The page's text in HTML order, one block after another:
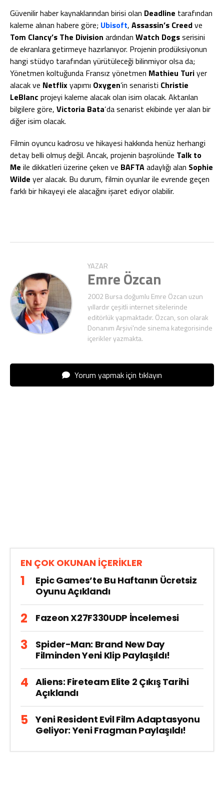
Güvenilir haber kaynaklarından birisi olan Deadline tarafından
kaleme alınan habere göre; Ubisoft, Assassin’s Creedve
Tom Clancy’s The Division ardından Watch Dogsserisini
de ekranlara getirmeye hazırlanıyor. Projenin prodüksiyonun
hangi stüdyo tarafından yürütüleceği bilinmiyor olsa da;
Yönetmen koltuğunda Fransız yönetmen Mathieu Turiyer
alacak ve Netflixyapımı Oxygen’in senaristi Christie
LeBlanc projeyi kaleme alacak olan isim olacak. Aktarılan
bilgilere göre, Victoria Bata‘da senarist ekibinde yer alan bir
diğer isim olacak.
Filmin oyuncu kadrosu ve hikayesi hakkında henüz herhangi
detay belli olmuş değil. Ancak, projenin başrolünde Talk to
Me ile dikkatleri üzerine çeken ve BAFTAadaylığı alan Sophie
Wilde yer alacak. Bu durum, filmin oyunlar ile evrende geçen
farklı bir hikayeyi ele alacağını işaret ediyor olabilir.
YAZAR
Emre Özcan
2002 Bursa doğumlu Emre Özcan uzun
yıllardır çeşitli internet sitelerinde
editörlük yapmaktadır. Özcan, son olarak
Donanım Arşivi'nde sinema kategorisinde
içerikler yazmakta.
Yorum yapmak için tıklayın
EN ÇOK OKUNAN İÇERİKLER
Epic Games’te Bu Haftanın Ücretsiz
Oyunu Açıklandı
Fazeon X27F330UDP İncelemesi
Spider-Man: Brand New Day
Filminden Yeni Klip Paylaşıldı!
Aliens: Fireteam Elite 2 Çıkış Tarihi
Açıklandı
Yeni Resident Evil Film Adaptasyonu
Geliyor: Yeni Fragman Paylaşıldı!